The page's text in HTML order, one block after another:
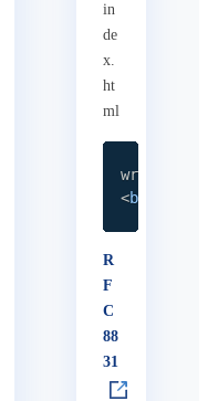
in
de
x.
ht
ml
write
<button
R
F
C
88
31